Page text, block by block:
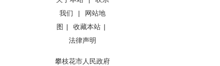
我们
|
网站地
图 | 收藏本站 |
法律声明
攀枝花市人民政府